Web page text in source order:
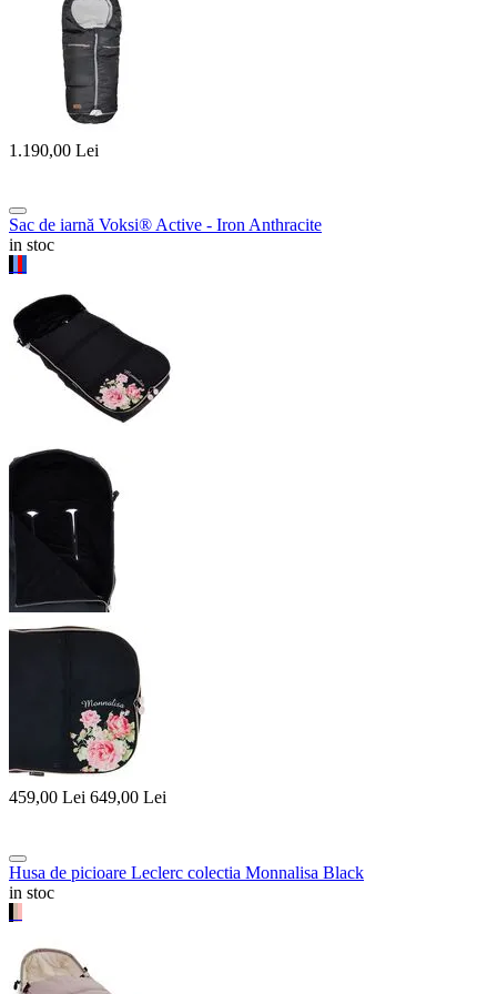
1.190,00 Lei
Sac de iarnă Voksi® Active - Iron Anthracite
in stoc
459,00 Lei 649,00 Lei
Husa de picioare Leclerc colectia Monnalisa Black
in stoc